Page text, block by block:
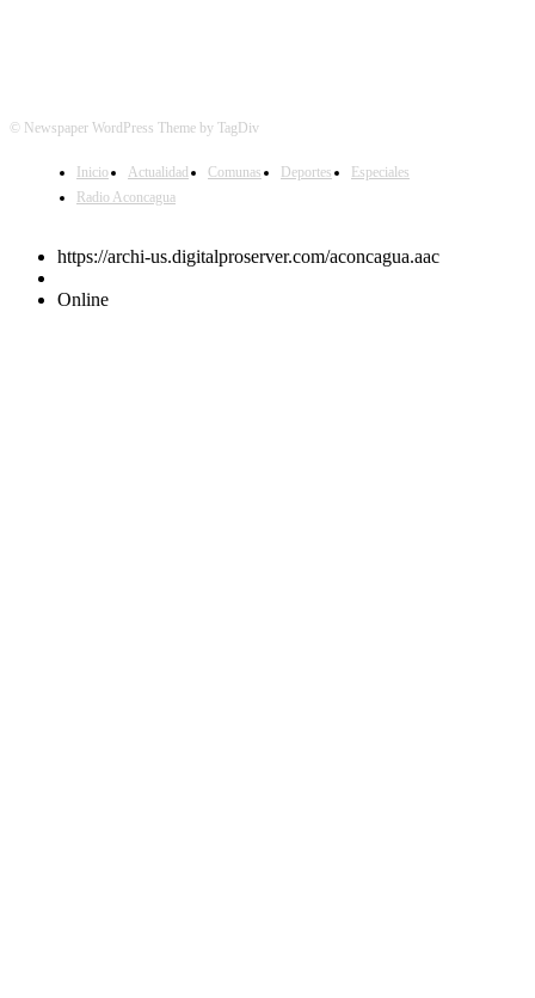
© Newspaper WordPress Theme by TagDiv
Inicio Actualidad Comunas Deportes
Especiales
Radio Aconcagua
https://archi-us.digitalproserver.com/aconcagua.aac
Online